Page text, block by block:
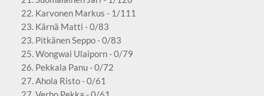
22. Karvonen Markus - 1/111
23. Kärnä Matti - 0/83
23. Pitkänen Seppo - 0/83
25. Wongwai Ulaiporn - 0/79
26. Pekkala Panu - 0/72
27. Ahola Risto - 0/61